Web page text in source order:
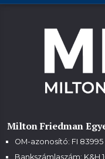
Milton Friedman
OM-azonosító: FI 83995
Bankszámlaszám: K&H